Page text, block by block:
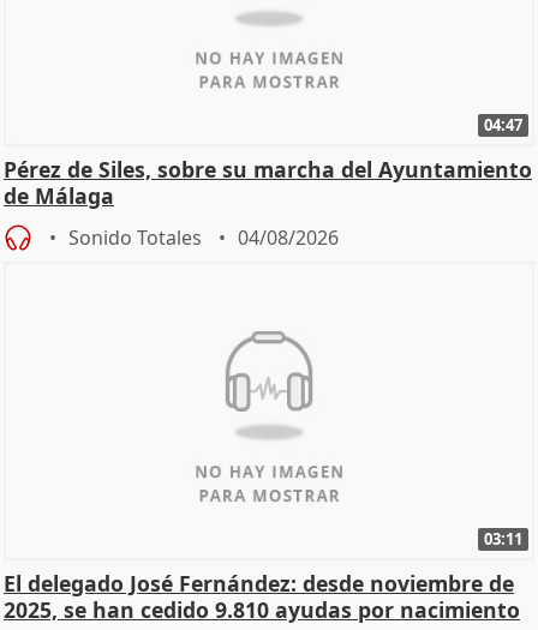
04:47
Pérez de Siles, sobre su marcha del Ayuntamiento
de Málaga
Sonido Totales 04/08/2026
03:11
El delegado José Fernández: desde noviembre de
2025, se han cedido 9.810 ayudas por nacimiento